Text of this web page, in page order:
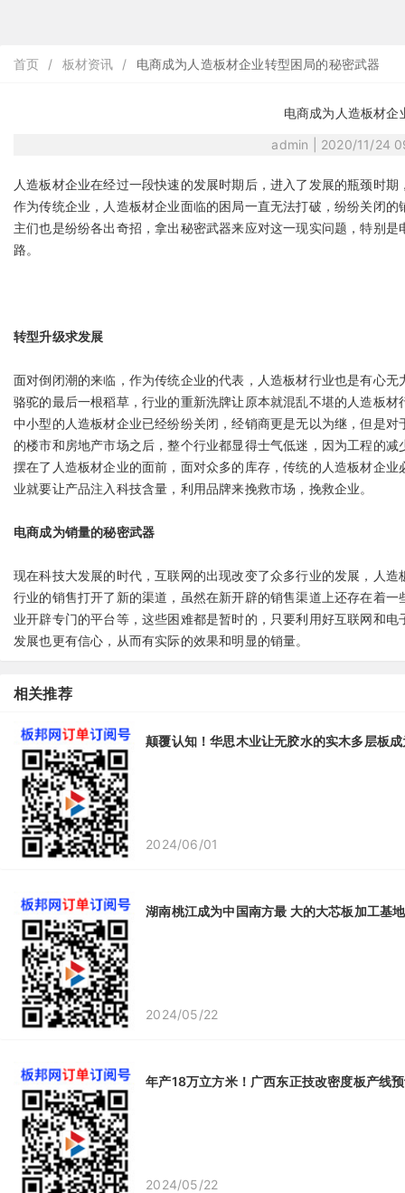
首页 / 板材资讯 / 电商成为人造板材企业转型困局的秘密武器
电商成为人造板材企
admin | 2020/11/24
人造板材企业在经过一段快速的发展时期后，进入了发展的瓶颈时
作为传统企业，人造板材企业面临的困局一直无法打破，纷纷关闭
主们也是纷纷各出奇招，拿出秘密武器来应对这一现实问题，特别
路。
转型升级求发展
面对倒闭潮的来临，作为传统企业的代表，人造板材行业也是有心
骆驼的最后一根稻草，行业的重新洗牌让原本就混乱不堪的人造板
中小型的人造板材企业已经纷纷关闭，经销商更是无以为继，但是
的楼市和房地产市场之后，整个行业都显得士气低迷，因为工程的
摆在了人造板材企业的面前，面对众多的库存，传统的人造板材企
业就要让产品注入科技含量，利用品牌来挽救市场，挽救企业。
电商成为销量的秘密武器
现在科技大发展的时代，互联网的出现改变了众多行业的发展，人
行业的销售打开了新的渠道，虽然在新开辟的销售渠道上还存在着
业开辟专门的平台等，这些困难都是暂时的，只要利用好互联网和
发展也更有信心，从而有实际的效果和明显的销量。
相关推荐
颠覆认知！华思木业让无胶水的实木多层板
2024/06/01
湖南桃江成为中国南方最 大的大芯板加工基地
2024/05/22
年产18万立方米！广西东正技改密度板产线
2024/05/22